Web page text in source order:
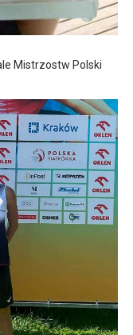
Mistrzostw Polski